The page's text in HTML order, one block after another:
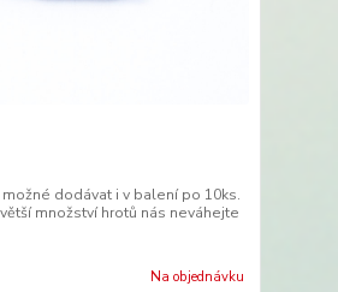
dodávat i v balení po 10ks.
množství hrotů nás neváhejte
Na objednávku